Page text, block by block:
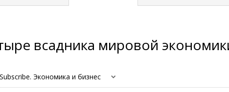
всадника мировой
Subscribe. Экономика и бизнес